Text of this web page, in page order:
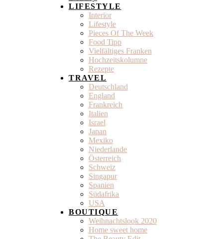
LIFESTYLE
Interior
Lifestyle
Pieces Of The Week
Food Tipp
Vielfältiges Franken
Hochzeitskolumne
Rezepte
TRAVEL
Deutschland
England
Frankreich
Italien
Israel
Japan
Mexiko
Niederlande
Österreich
Schweiz
Singapur
Spanien
Südafrika
USA
BOUTIQUE
Weihnachtslook 2020
Home sweet home